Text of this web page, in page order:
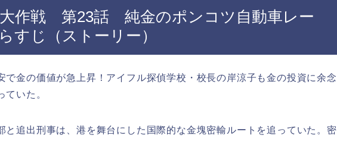
作戦 第23話 純金のポンコツ自動車レー
すじ（ストーリー）
で金の価値が急上昇！アイフル探偵学校・校長の岸涼子も金の投資に余念
ていた。
と追出刑事は、港を舞台にした国際的な金塊密輸ルートを追っていた。密